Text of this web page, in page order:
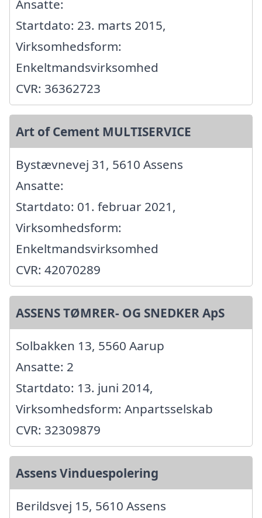
Ansatte:
Startdato: 23. marts 2015,
Virksomhedsform:
Enkeltmandsvirksomhed
CVR: 36362723
Art of Cement MULTISERVICE
Bystævnevej 31, 5610 Assens
Ansatte:
Startdato: 01. februar 2021,
Virksomhedsform:
Enkeltmandsvirksomhed
CVR: 42070289
ASSENS TØMRER- OG SNEDKER ApS
Solbakken 13, 5560 Aarup
Ansatte: 2
Startdato: 13. juni 2014,
Virksomhedsform: Anpartsselskab
CVR: 32309879
Assens Vinduespolering
Berildsvej 15, 5610 Assens